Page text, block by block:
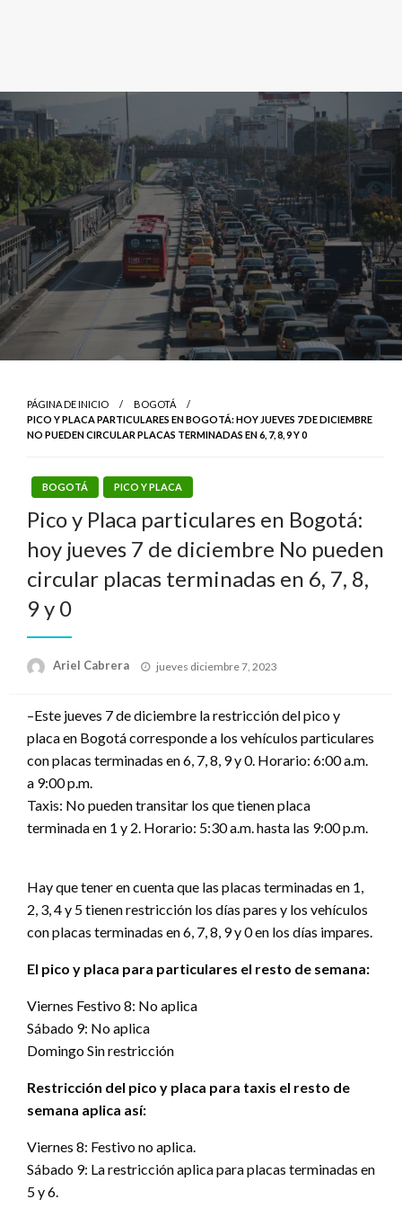
PÁGINA DE INICIO
BOGOTÁ
PICO Y PLACA PARTICULARES EN BOGOTÁ: HOY JUEVES 7 DE DICIEMBRE
NO PUEDEN CIRCULAR PLACAS TERMINADAS EN 6, 7, 8, 9 Y 0
BOGOTÁ PICO Y PLACA
Pico y Placa particulares en Bogotá:
hoy jueves 7 de diciembre No pueden
circular placas terminadas en 6, 7, 8,
9 y 0
Ariel Cabrera
Publicado
jueves diciembre 7, 2023
–Este jueves 7 de diciembre la restricción del pico y
placa en Bogotá corresponde a los vehículos particulares
con placas terminadas en 6, 7, 8, 9 y 0. Horario: 6:00 a.m.
a 9:00 p.m.
Taxis: No pueden transitar los que tienen placa
terminada en 1 y 2. Horario: 5:30 a.m. hasta las 9:00 p.m.
Hay que tener en cuenta que las placas terminadas en 1,
2, 3, 4 y 5 tienen restricción los días pares y los vehículos
con placas terminadas en 6, 7, 8, 9 y 0 en los días impares.
El pico y placa para particulares el resto de semana:
Viernes Festivo 8: No aplica
Sábado 9: No aplica
Domingo Sin restricción
Restricción del pico y placa para taxis el resto de
semana aplica así:
Viernes 8: Festivo no aplica.
Sábado 9: La restricción aplica para placas terminadas en
5 y 6.